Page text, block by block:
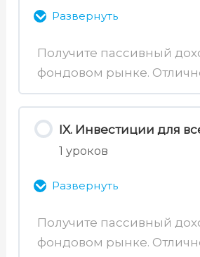
44. Индивидуальное
автоследование
47. Уровни
49. Стоп-приказ
51. Индикаторы
Развернуть
Содержимое раздела
52. Новостное поле
54. Принципы
Получите пассивный
фондовом рынке.
IX. Инвестиции для
1 уроков
Развернуть
Содержимое раздела
Получите пассивный
фондовом рынке.